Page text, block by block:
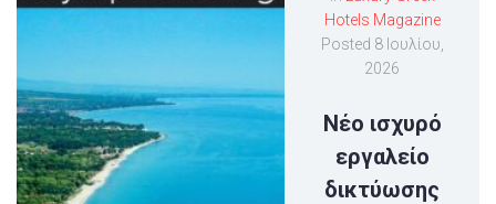
Hotels Magazine
Posted 8 Ιουλίου,
2026
Νέο ισχυρό
εργαλείο
δικτύωσης